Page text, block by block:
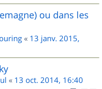
ou dans les
« 13 janv. 2015,
« 13 oct. 2014, 16:40